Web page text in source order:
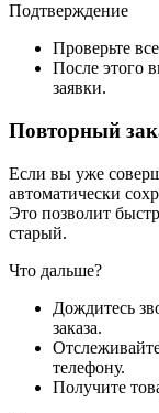
Подтверждение
Проверьте
После этого
заявки.
Повторный
Если вы уже
автоматически
Это позволит
старый.
Что дальше?
Дождитесь
заказа.
телефону.
Получите